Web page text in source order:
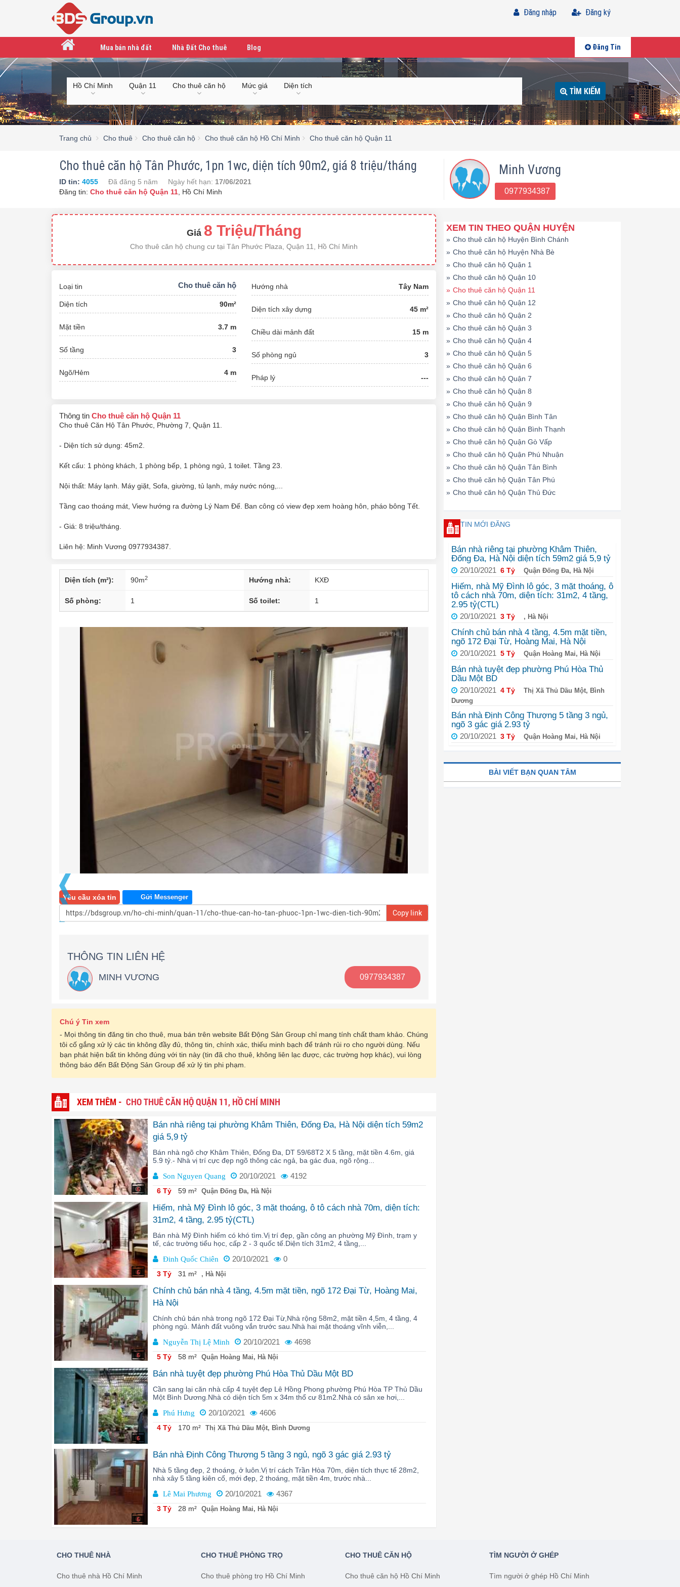
Đăng ký
Đăng nhập
Mua bán nhà đất Nhà Đất Cho thuê Blog Đăng Tin
Hồ Chí Minh Quận 11 Cho thuê căn hộ Mức giá Diện tích TÌM KIẾM
Trang chủ Cho thuê Cho thuê căn hộ Cho thuê căn hộ Hồ Chí Minh Cho thuê căn hộ Quận 11
Cho thuê căn hộ Tân Phước, 1pn 1wc, diện tích 90m2, giá 8 triệu/tháng
ID tin: 4055 Đã đăng 5 năm Ngày hết hạn: 17/06/2021
Đăng tin: Cho thuê căn hộ Quận 11 Hồ Chí Minh
Minh Vương
0977934387
Giá 8 Triệu/Tháng
Cho thuê căn hộ chung cư tại Tân Phước Plaza, Quận 11, Hồ Chí Minh
Loại tin Cho thuê căn hộ
Diện tích 90m²
Mặt tiền 3.7 m
Số tầng 3
Ngõ/Hẻm 4 m
Hướng nhà Tây Nam
Diện tích xây dựng 45 m²
Chiều dài mảnh đất 15 m
Số phòng ngủ 3
Pháp lý ---
Thông tin Cho thuê căn hộ Quận 11
Cho thuê Căn Hộ Tân Phước, Phường 7, Quận 11.
- Diện tích sử dụng: 45m2.
Kết cấu: 1 phòng khách, 1 phòng bếp, 1 phòng ngủ, 1 toilet. Tầng 23.
Nội thất: Máy lạnh. Máy giặt, Sofa, giường, tủ lạnh, máy nước nóng,...
Tầng cao thoáng mát, View hướng ra đường Lý Nam Đế. Ban công có view đẹp xem hoàng hôn, pháo bông Tết.
- Giá: 8 triệu/tháng.
Liên hệ: Minh Vương 0977934387.
Diện tích (m²): 90m2 Hướng nhà: KXĐ
Số phòng: 1 Số toilet: 1
Yêu cầu xóa tin Gửi Messenger
Copy link
THÔNG TIN LIÊN HỆ
MINH VƯƠNG 0977934387
Chú ý Tin xem
- Mọi thông tin đăng tin cho thuê, mua bán trên website Bất Động Sản Group chỉ mang tính chất tham khảo. Chúng
tôi cố gắng xử lý các tin không đầy đủ, thông tin, chính xác, thiếu minh bạch để tránh rủi ro cho người dùng. Nếu
bạn phát hiện bất tin không đúng với tin này (tin đã cho thuê, không liên lạc được, các trường hợp khác), vui lòng
thông báo đến Bất Động Sản Group để xử lý tin phi phạm.
XEM THÊM - CHO THUÊ CĂN HỘ QUẬN 11, HỒ CHÍ MINH
6
Bán nhà riêng tại phường Khâm Thiên, Đống Đa, Hà Nội diện tích 59m2
giá 5,9 tỷ
Bán nhà ngõ chợ Khâm Thiên, Đống Đa, DT 59/68T2 X 5 tầng, mặt tiền 4.6m, giá
5.9 tỷ.- Nhà vị trí cực đẹp ngõ thông các ngả, ba gác đua, ngõ rộng...
Son Nguyen Quang 20/10/2021 4192
6 Tỷ 59 m² Quận Đống Đa, Hà Nội
6
Hiếm, nhà Mỹ Đình lô góc, 3 mặt thoáng, ô tô cách nhà 70m, diện tích:
31m2, 4 tầng, 2.95 tỷ(CTL)
Bán nhà Mỹ Đình hiếm có khó tìm.Vị trí đẹp, gần công an phường Mỹ Đình, trạm y
tế, các trường tiểu học, cấp 2 - 3 quốc tế.Diện tích 31m2, 4 tầng,...
Đinh Quốc Chiên 20/10/2021 0
3 Tỷ 31 m² , Hà Nội
6
Chính chủ bán nhà 4 tầng, 4.5m mặt tiền, ngõ 172 Đại Từ, Hoàng Mai,
Hà Nội
Chính chủ bán nhà trong ngõ 172 Đại Từ,Nhà rộng 58m2, mặt tiền 4,5m, 4 tầng, 4
phòng ngủ. Mảnh đất vuông vắn trước sau.Nhà hai mặt thoáng vĩnh viễn,...
Nguyễn Thị Lệ Minh 20/10/2021 4698
5 Tỷ 58 m² Quận Hoàng Mai, Hà Nội
6
Bán nhà tuyệt đẹp phường Phú Hòa Thủ Dầu Một BD
Cần sang lại căn nhà cấp 4 tuyệt đẹp Lê Hồng Phong phường Phú Hòa TP Thủ Dầu
Một Bình Dương.Nhà có diện tích 5m x 34m thổ cư 81m2.Nhà có sân xe hơi,...
Phú Hưng 20/10/2021 4606
4 Tỷ 170 m² Thị Xã Thủ Dầu Một, Bình Dương
6
Bán nhà Định Công Thượng 5 tầng 3 ngủ, ngõ 3 gác giá 2.93 tỷ
Nhà 5 tầng đẹp, 2 thoáng, ở luôn.Vị trí cách Trần Hòa 70m, diện tích thực tế 28m2,
nhà xây 5 tầng kiên cố, mới đẹp, 2 thoáng, mặt tiền 4m, trước nhà...
Lê Mai Phương 20/10/2021 4367
3 Tỷ 28 m² Quận Hoàng Mai, Hà Nội
XEM TIN THEO QUẬN HUYỆN
» Cho thuê căn hộ Huyện Bình Chánh
» Cho thuê căn hộ Huyện Nhà Bè
» Cho thuê căn hộ Quận 1
» Cho thuê căn hộ Quận 10
» Cho thuê căn hộ Quận 11
» Cho thuê căn hộ Quận 12
» Cho thuê căn hộ Quận 2
» Cho thuê căn hộ Quận 3
» Cho thuê căn hộ Quận 4
» Cho thuê căn hộ Quận 5
» Cho thuê căn hộ Quận 6
» Cho thuê căn hộ Quận 7
» Cho thuê căn hộ Quận 8
» Cho thuê căn hộ Quận 9
» Cho thuê căn hộ Quận Bình Tân
» Cho thuê căn hộ Quận Bình Thạnh
» Cho thuê căn hộ Quận Gò Vấp
» Cho thuê căn hộ Quận Phú Nhuận
» Cho thuê căn hộ Quận Tân Bình
» Cho thuê căn hộ Quận Tân Phú
» Cho thuê căn hộ Quận Thủ Đức
TIN MỚI ĐĂNG
Bán nhà riêng tại phường Khâm Thiên,
Đống Đa, Hà Nội diện tích 59m2 giá 5,9 tỷ
20/10/2021 6 Tỷ Quận Đống Đa, Hà Nội
Hiếm, nhà Mỹ Đình lô góc, 3 mặt thoáng, ô
tô cách nhà 70m, diện tích: 31m2, 4 tầng,
2.95 tỷ(CTL)
20/10/2021 3 Tỷ , Hà Nội
Chính chủ bán nhà 4 tầng, 4.5m mặt tiền,
ngõ 172 Đại Từ, Hoàng Mai, Hà Nội
20/10/2021 5 Tỷ Quận Hoàng Mai, Hà Nội
Bán nhà tuyệt đẹp phường Phú Hòa Thủ
Dầu Một BD
20/10/2021 4 Tỷ
Thị Xã Thủ Dầu Một, Bình
Dương
Bán nhà Định Công Thượng 5 tầng 3 ngủ,
ngõ 3 gác giá 2.93 tỷ
20/10/2021 3 Tỷ Quận Hoàng Mai, Hà Nội
BÀI VIẾT BẠN QUAN TÂM
CHO THUÊ NHÀ
Cho thuê nhà Hồ Chí Minh
CHO THUÊ PHÒNG TRỌ
Cho thuê phòng trọ Hồ Chí Minh
CHO THUÊ CĂN HỘ
Cho thuê căn hộ Hồ Chí Minh
TÌM NGƯỜI Ở GHÉP
Tìm người ở ghép Hồ Chí Minh